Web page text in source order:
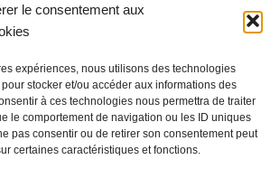
le consentement aux
expériences, nous utilisons des technologies
stocker et/ou accéder aux informations des
à ces technologies nous permettra de traiter
le comportement de navigation ou les ID uniques
pas consentir ou de retirer son consentement peut
certaines caractéristiques et fonctions.
Accueil
Accessibilité